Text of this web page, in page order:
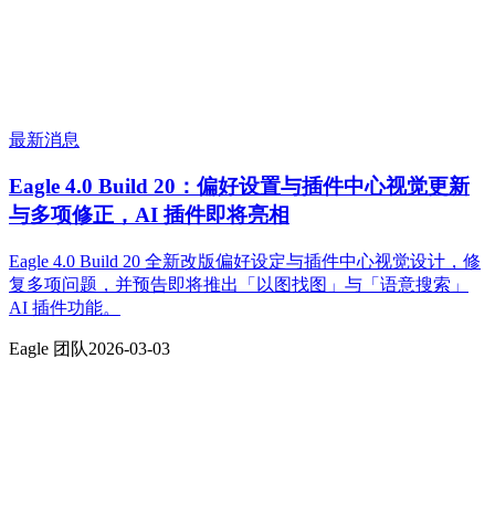
最新消息
Eagle 4.0 Build 20：偏好设置与插件中心视觉更新
与多项修正，AI 插件即将亮相
Eagle 4.0 Build 20 全新改版偏好设定与插件中心视觉设计，修
复多项问题，并预告即将推出「以图找图」与「语意搜索」
AI 插件功能。
Eagle 团队2026-03-03